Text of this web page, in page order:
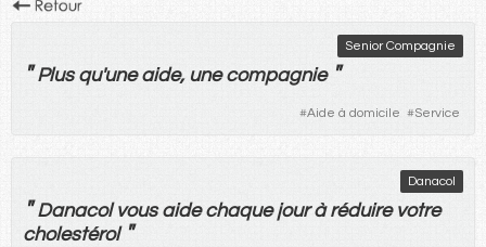
Senior Compagnie
" Plusqu'une aide, une compagnie "
#Aide à domicile #Service
Danacol
"Danacolvous aide chaque jour à réduire votre
cholestérol "